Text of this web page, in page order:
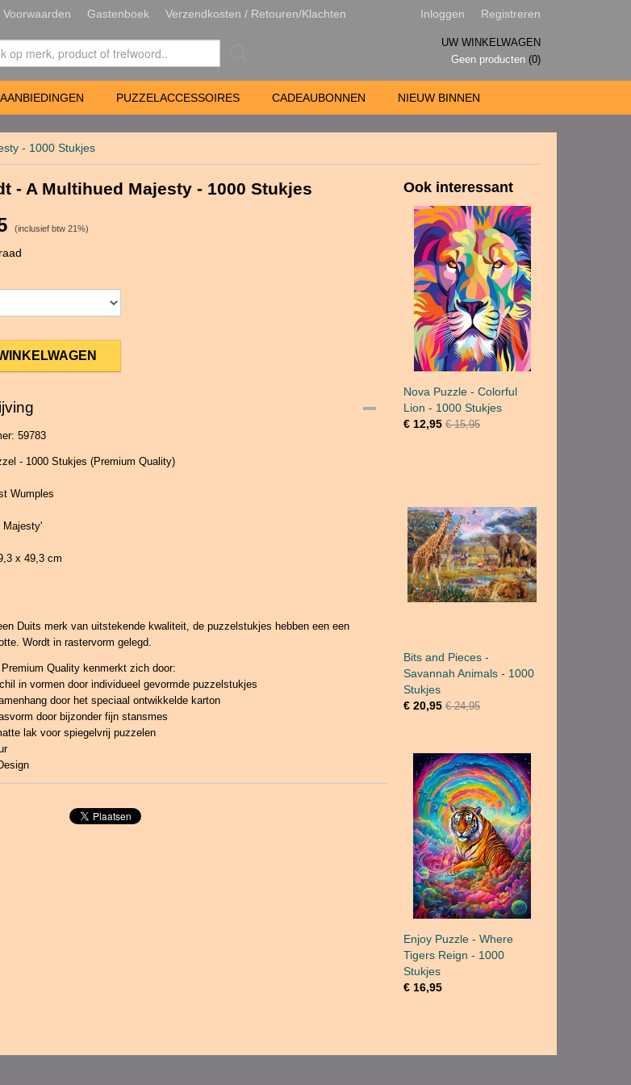
Voorwaarden Gastenboek Verzendkosten / Retouren/Klachten Inloggen Registreren
UW WINKELWAGEN
Geen producten (0)
AANBIEDINGEN PUZZELACCESSOIRES CADEAUBONNEN NIEUW BINNEN
- 1000 Stukjes
- A Multihued Majesty - 1000 Stukjes
(inclusief btw 21%)
59783
- 1000 Stukjes (Premium Quality)
Wumples
Majesty'
x 49,3 cm
Duits merk van uitstekende kwaliteit, de puzzelstukjes hebben een een
Wordt in rastervorm gelegd.
Quality kenmerkt zich door:
in vormen door individueel gevormde puzzelstukjes
door het speciaal ontwikkelde karton
door bijzonder fijn stansmes
lak voor spiegelvrij puzzelen
Ook interessant
Nova Puzzle - Colorful
Lion - 1000 Stukjes
€ 12,95 € 15,95
Bits and Pieces -
Savannah Animals - 1000
Stukjes
€ 20,95 € 24,95
Enjoy Puzzle - Where
Tigers Reign - 1000
Stukjes
€ 16,95